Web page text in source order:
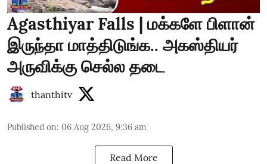
Agasthiyar Falls | மக்களே பிளான்
இருந்தா மாத்திடுங்க.. அகஸ்தியர்
அருவிக்கு செல்ல தடை
thanthitv
Published on: 06 Aug 2026, 9:36 am
Read More